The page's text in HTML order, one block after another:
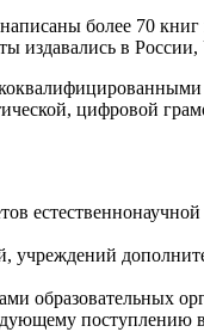
более 70 книг
издавались в
цифровой
учреждений
образовательных
поступлению